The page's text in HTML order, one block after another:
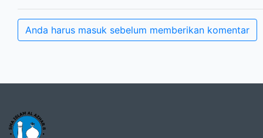
Anda harus masuk sebelum memberikan komentar